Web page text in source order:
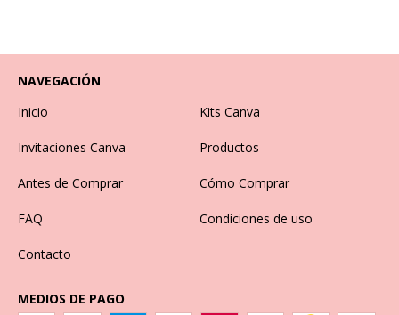
NAVEGACIÓN
Inicio
Kits Canva
Invitaciones Canva Productos
Antes de Comprar Cómo Comprar
FAQ Condiciones de uso
Contacto
MEDIOS DE PAGO